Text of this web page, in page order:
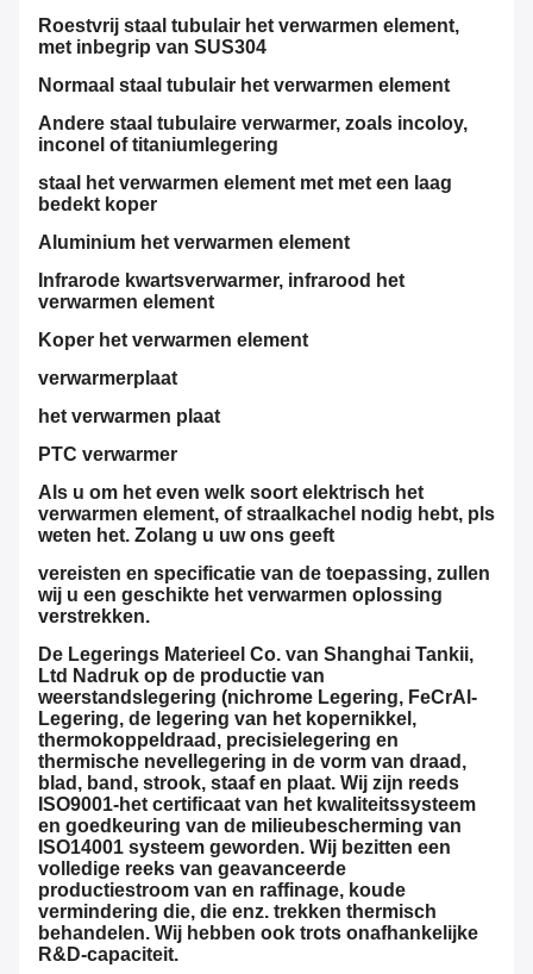
Roestvrij staal tubulair het verwarmen element,
met inbegrip van SUS304
Normaal staal tubulair het verwarmen element
Andere staal tubulaire verwarmer, zoals incoloy,
inconel of titaniumlegering
staal het verwarmen element met met een laag
bedekt koper
Aluminium het verwarmen element
Infrarode kwartsverwarmer, infrarood het
verwarmen element
Koper het verwarmen element
verwarmerplaat
het verwarmen plaat
PTC verwarmer
Als u om het even welk soort elektrisch het
verwarmen element, of straalkachel nodig hebt, pls
weten het. Zolang u uw ons geeft
vereisten en specificatie van de toepassing, zullen
wij u een geschikte het verwarmen oplossing
verstrekken.
De Legerings Materieel Co. van Shanghai Tankii,
Ltd Nadruk op de productie van
weerstandslegering (nichrome Legering, FeCrAl-
Legering, de legering van het kopernikkel,
thermokoppeldraad, precisielegering en
thermische nevellegering in de vorm van draad,
blad, band, strook, staaf en plaat. Wij zijn reeds
ISO9001-het certificaat van het kwaliteitssysteem
en goedkeuring van de milieubescherming van
ISO14001 systeem geworden. Wij bezitten een
volledige reeks van geavanceerde
productiestroom van en raffinage, koude
vermindering die, die enz. trekken thermisch
behandelen. Wij hebben ook trots onafhankelijke
R&D-capaciteit.